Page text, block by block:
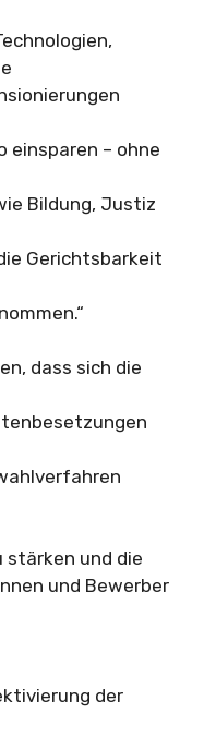
einsparen – ohne
Bildung, Justiz
Gerichtsbarkeit
dass sich die
stärken und die
und Bewerber
der